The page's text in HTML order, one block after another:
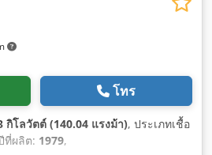
โทร
กิโลวัตต์ (140.04 แรงม้า), ประเภทเชื้อ
ที่ผลิต: 1979,